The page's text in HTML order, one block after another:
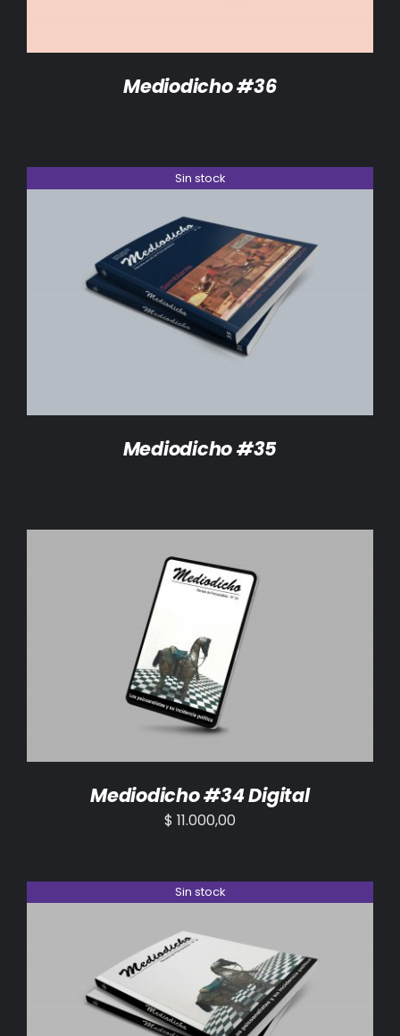
Mediodicho #36
Sin stock
DETALLES
Mediodicho #35
AÑADIR AL CARRITO /
Mediodicho #34 Digital
$ 11.000,00
Sin stock
DETALLES